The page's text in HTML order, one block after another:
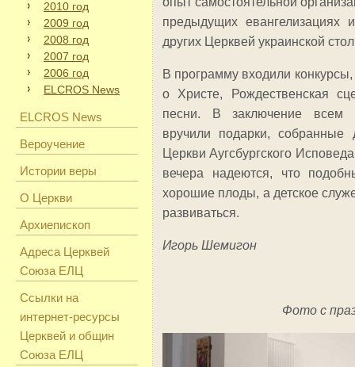
2010 год
2009 год
2008 год
2007 год
2006 год
ELCROS News
ELCROS News
Вероучение
Истории веры
О Церкви
Архиепископ
Адреса Церквей
Союза ЕЛЦ
Ссылки на
интернет-ресурсы
Церквей и общин
Союза ЕЛЦ
предыдущих евангелизациях
других Церквей украинской
В программу входили
о Христе, Рождественская
песни. В заключение всем
вручили подарки, собранные
Церкви Аугсбургского
вечера надеются, что
хорошие плоды, а детское
развиваться.
Игорь Шемигон
Фото с